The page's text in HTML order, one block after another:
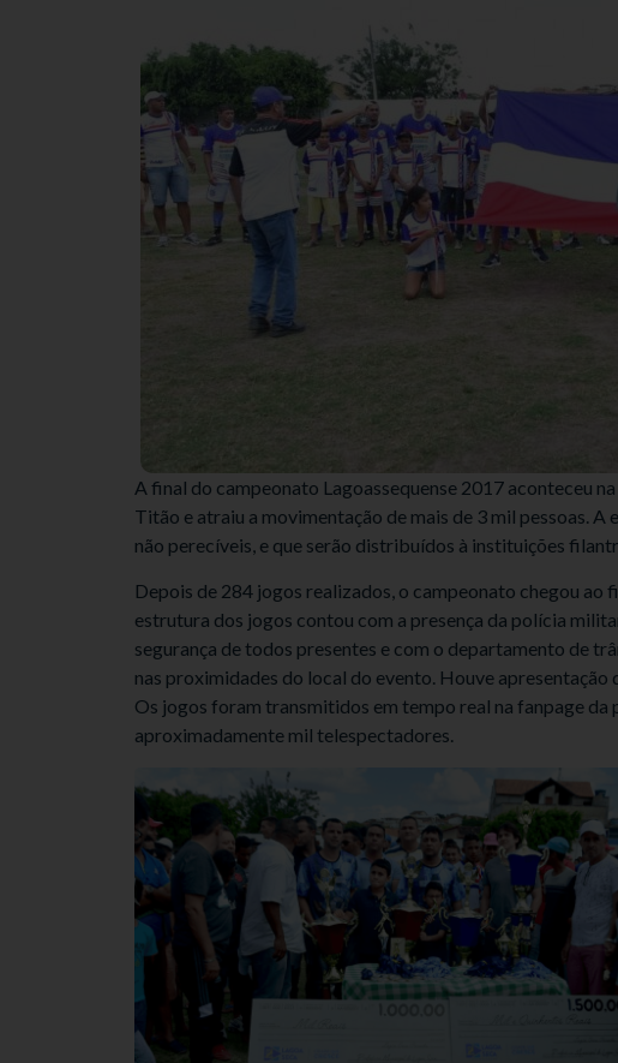
A final do campeonato Lagoassequense 2017 aconteceu
Titão e atraiu a movimentação de mais de 3 mil pessoas.
não perecíveis, e que serão distribuídos à instituições
Depois de 284 jogos realizados, o campeonato chegou ao
estrutura dos jogos contou com a presença da polícia
segurança de todos presentes e com o departamento de
nas proximidades do local do evento. Houve
Os jogos foram transmitidos em tempo real na fanpage
aproximadamente mil telespectadores.